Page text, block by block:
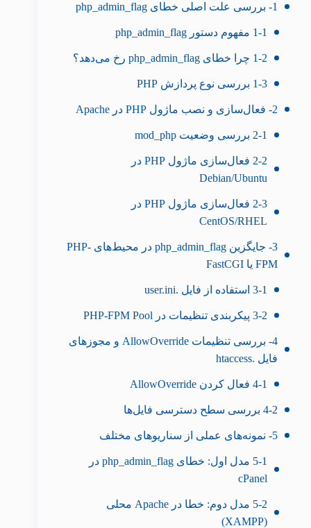
1- بررسی علت اصلی خطای php_admin_flag
1-1 مفهوم دستور php_admin_flag
1-2 چرا خطای php_admin_flag رخ می‌دهد؟
1-3 بررسی نوع پردازش PHP
2- فعال‌سازی و نصب ماژول PHP در Apache
2-1 بررسی وضعیت mod_php
2-2 فعال‌سازی ماژول PHP در
Debian/Ubuntu
2-3 فعال‌سازی ماژول PHP در
CentOS/RHEL
3- جایگزین php_admin_flag در محیط‌های PHP-
FPM یا FastCGI
3-1 استفاده از فایل .user.ini
3-2 پیکربندی تنظیمات در PHP-FPM Pool
4- بررسی تنظیمات AllowOverride و مجوزهای
فایل .htaccess
4-1 فعال کردن AllowOverride
4-2 بررسی سطح دسترسی فایل‌ها
5- نمونه‌های عملی از سناریوهای مختلف
5-1 مدل اول: خطای php_admin_flag در
cPanel
5-2 مدل دوم: خطا در Apache محلی
(XAMPP)